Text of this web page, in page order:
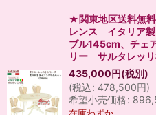
★関東地区送料無
レンス イタリア製
ブル145cm、チェ
リー サルタレッ
435,000円(税別)
(税込: 478,500円)
希望小売価格:
在庫わずか